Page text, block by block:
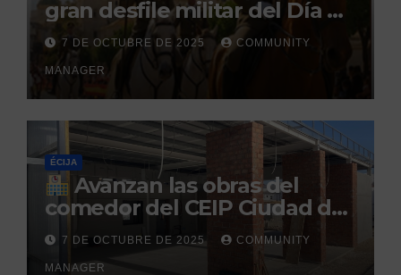
gran desfile militar del Día de
la Hispanidad organizado por
el Centro Militar de Cría
Caballar
7 DE OCTUBRE DE 2025 COMMUNITY
MANAGER
ÉCIJA
Avanzan las obras del
comedor del CEIP Ciudad del
Sol: su finalización está
prevista para finales de 2025
7 DE OCTUBRE DE 2025 COMMUNITY
MANAGER